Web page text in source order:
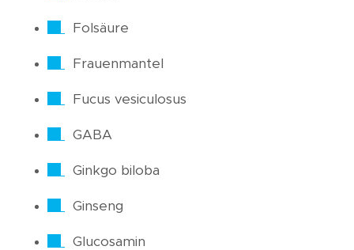
Folsäure
Frauenmantel
Fucus vesiculosus
GABA
Ginkgo biloba
Ginseng
Glucosamin